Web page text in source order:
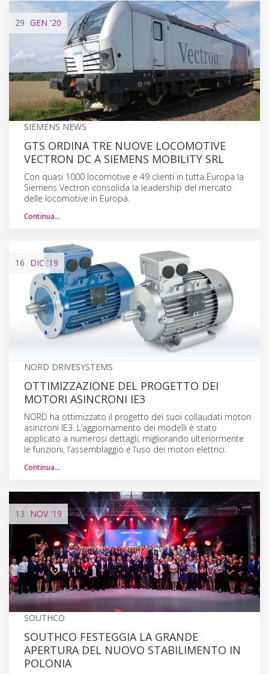
29 GEN '20
SIEMENS NEWS
GTS ORDINA TRE NUOVE LOCOMOTIVE
VECTRON DC A SIEMENS MOBILITY SRL
Con quasi 1000 locomotive e 49 clienti in tutta Europa la
Siemens Vectron consolida la leadership del mercato
delle locomotive in Europa.
Continua…
16 DIC '19
NORD DRIVESYSTEMS
OTTIMIZZAZIONE DEL PROGETTO DEI
MOTORI ASINCRONI IE3
NORD ha ottimizzato il progetto dei suoi collaudati motori
asincroni IE3. L’aggiornamento dei modelli è stato
applicato a numerosi dettagli, migliorando ulteriormente
le funzioni, l’assemblaggio e l’uso dei motori elettrici.
Continua…
13 NOV'19
SOUTHCO
SOUTHCO FESTEGGIA LA GRANDE
APERTURA DEL NUOVO STABILIMENTO IN
POLONIA